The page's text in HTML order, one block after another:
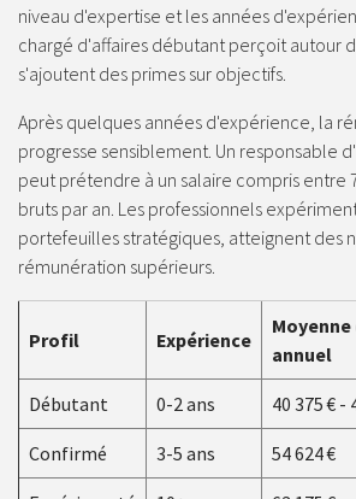
niveau d'expertise et les années
chargé d'affaires débutant perçoit autour
s'ajoutent des primes sur objectifs.
Après quelques années d'expérience, la
progresse sensiblement. Un responsable
peut prétendre à un salaire compris entre
bruts par an. Les professionnels
portefeuilles stratégiques, atteignent des
rémunération supérieurs.
Profil Expérience
annuel
Débutant 0-2 ans 40 375 € -
Confirmé 3-5 ans 54 624 €